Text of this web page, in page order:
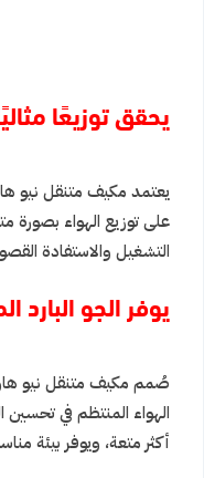
يحقق توزيعًا
يعتمد مكيف متنقل نيو
على توزيع الهواء بصورة
التشغيل والاستفادة
يوفر الجو البارد
صُمم مكيف متنقل نيو
الهواء المنتظم في تحسين
أكثر متعة، ويوفر بيئة